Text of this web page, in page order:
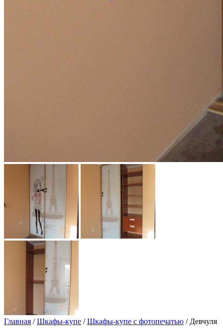
Главная /Шкафы-купе /Шкафы-купе с фотопечатью / Девчуля